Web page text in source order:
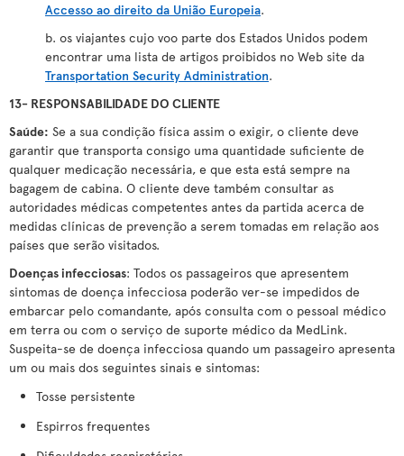
Accesso ao direito da União Europeia.
b. os viajantes cujo voo parte dos Estados Unidos podem
encontrar uma lista de artigos proibidos no Web site da
Transportation Security Administration.
13- RESPONSABILIDADE DO CLIENTE
Saúde: Se a sua condição física assim o exigir, o cliente deve
garantir que transporta consigo uma quantidade suficiente de
qualquer medicação necessária, e que esta está sempre na
bagagem de cabina. O cliente deve também consultar as
autoridades médicas competentes antes da partida acerca de
medidas clínicas de prevenção a serem tomadas em relação aos
países que serão visitados.
Doenças infecciosas: Todos os passageiros que apresentem
sintomas de doença infecciosa poderão ver-se impedidos de
embarcar pelo comandante, após consulta com o pessoal médico
em terra ou com o serviço de suporte médico da MedLink.
Suspeita-se de doença infecciosa quando um passageiro apresenta
um ou mais dos seguintes sinais e sintomas:
Tosse persistente
Espirros frequentes